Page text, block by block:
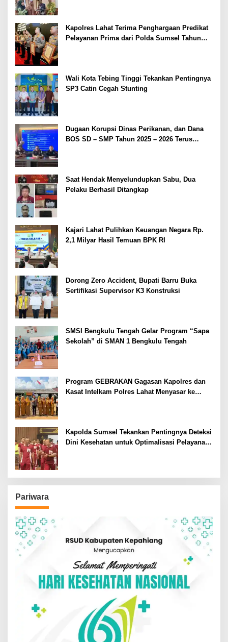
Kapolres Lahat Terima Penghargaan Predikat
Pelayanan Prima dari Polda Sumsel Tahun
Wali Kota Tebing Tinggi Tekankan Pentingnya
SP3 Catin Cegah Stunting
Dugaan Korupsi Dinas Perikanan, dan Dana
BOS SD – SMP Tahun 2025 – 2026 Terus
Saat Hendak Menyelundupkan Sabu, Dua
Pelaku Berhasil Ditangkap
Kajari Lahat Pulihkan Keuangan Negara Rp.
2,1 Milyar Hasil Temuan BPK RI
Dorong Zero Accident, Bupati Barru Buka
Sertifikasi Supervisor K3 Konstruksi
SMSI Bengkulu Tengah Gelar Program “Sapa
Sekolah” di SMAN 1 Bengkulu Tengah
Program GEBRAKAN Gagasan Kapolres dan
Kasat Intelkam Polres Lahat Menyasar ke
Kapolda Sumsel Tekankan Pentingnya Deteksi
Dini Kesehatan untuk Optimalisasi Pelayanan
Pariwara